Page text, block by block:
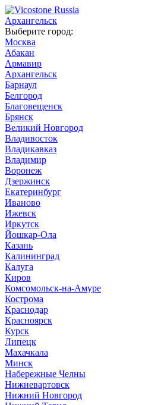
Архангельск
Выберите город:
Москва
Абакан
Армавир
Архангельск
Барнаул
Белгород
Благовещенск
Брянск
Великий Новгород
Владивосток
Владикавказ
Владимир
Воронеж
Дзержинск
Екатеринбург
Иваново
Ижевск
Иркутск
Йошкар-Ола
Казань
Калининград
Калуга
Киров
Комсомольск-на-Амуре
Кострома
Краснодар
Красноярск
Курск
Липецк
Махачкала
Минск
Набережные Челны
Нижневартовск
Нижний Новгород